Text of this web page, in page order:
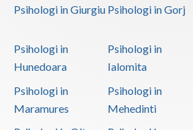
Psihologi in Giurgiu Psihologi in Gorj
Psihologi in
Hunedoara
Psihologi in
Ialomita
Psihologi in
Maramures
Psihologi in
Mehedinti